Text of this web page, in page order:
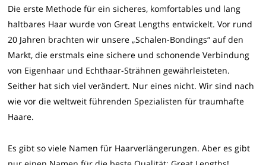
Die erste Methode für ein sicheres, komfortables und lang
haltbares Haar wurde von Great Lengths entwickelt. Vor rund
20 Jahren brachten wir unsere „Schalen-Bondings“ auf den
Markt, die erstmals eine sichere und schonende Verbindung
von Eigenhaar und Echthaar-Strähnen gewährleisteten.
Seither hat sich viel verändert. Nur eines nicht. Wir sind nach
wie vor die weltweit führenden Spezialisten für traumhafte
Haare.
Es gibt so viele Namen für Haarverlängerungen. Aber es gibt